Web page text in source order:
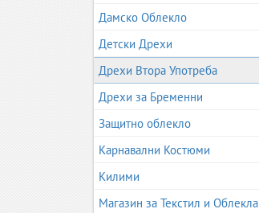
Дамско Облекло
Детски Дрехи
Дрехи Втора Употреба
Дрехи за Бременни
Защитно облекло
Карнавални Костюми
Килими
Магазин за Текстил и Облекла